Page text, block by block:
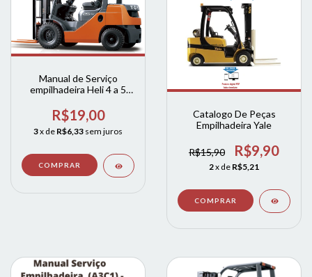
Manual de Serviço
empilhadeira Heli 4 a 5
R$19,00
3x de R$6,33 sem juros
Catalogo De Peças
Empilhadeira Yale
R$15,90 R$9,90
2x de R$5,21